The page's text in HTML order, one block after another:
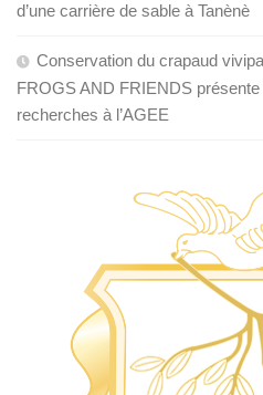
d’une carrière de sable à Tanènè
Conservation du crapaud
FROGS AND FRIENDS
recherches à l’AGEE